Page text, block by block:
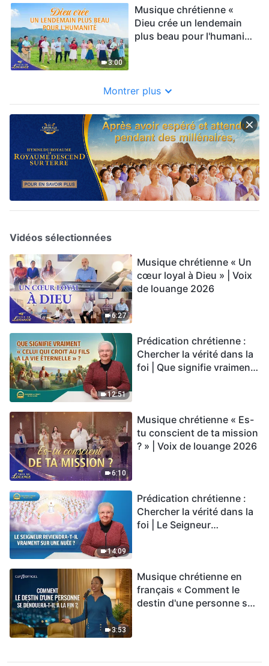
louange 2026
3:00
Musique chrétienne «
Dieu crée un lendemain
plus beau pour l'humanité
Montrer plus
Vidéos sélectionnées
6:27
Musique chrétienne « Un
cœur loyal à Dieu » | Voix
de louange 2026
12:51
Prédication chrétienne :
Chercher la vérité dans la
foi | Que signifie vraiment
6:10
Musique chrétienne « Es-
tu conscient de ta mission
? » | Voix de louange 2026
14:09
Prédication chrétienne :
Chercher la vérité dans la
foi | Le Seigneur
3:53
Musique chrétienne en
français « Comment le
destin d'une personne se